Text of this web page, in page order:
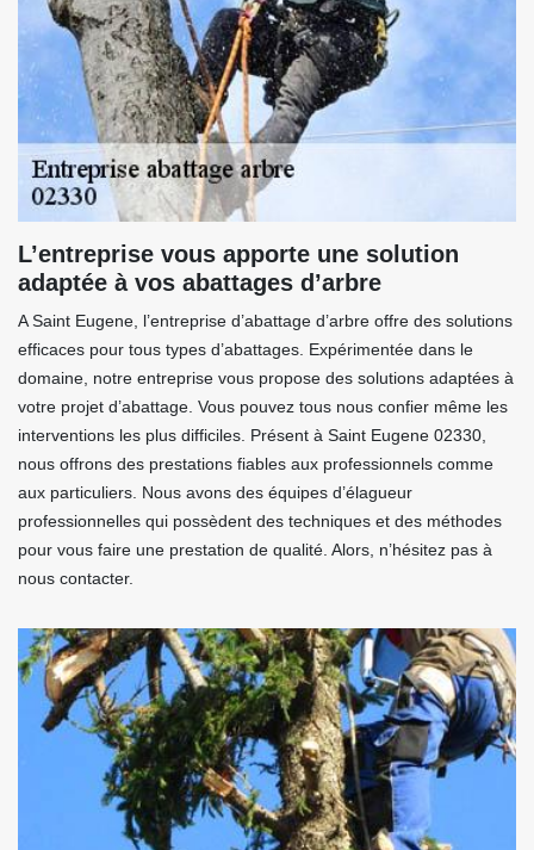
L’entreprise vous apporte une solution
adaptée à vos abattages d’arbre
A Saint Eugene, l’entreprise d’abattage d’arbre offre des solutions
efficaces pour tous types d’abattages. Expérimentée dans le
domaine, notre entreprise vous propose des solutions adaptées à
votre projet d’abattage. Vous pouvez tous nous confier même les
interventions les plus difficiles. Présent à Saint Eugene 02330,
nous offrons des prestations fiables aux professionnels comme
aux particuliers. Nous avons des équipes d’élagueur
professionnelles qui possèdent des techniques et des méthodes
pour vous faire une prestation de qualité. Alors, n’hésitez pas à
nous contacter.